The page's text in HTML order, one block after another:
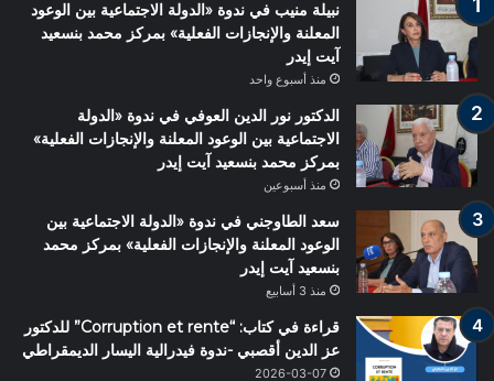
نبيلة منيب في ندوة «الدولة الاجتماعية بين الوعود
المعلنة والإنجازات الفعلية» بمركز محمد بنسعيد
آيت إيدر
منذ أسبوع واحد
الدكتور نور الدين العوفي في ندوة «الدولة
الاجتماعية بين الوعود المعلنة والإنجازات الفعلية»
بمركز محمد بنسعيد آيت إيدر
منذ أسبوعين
سعد الطاوجني في ندوة «الدولة الاجتماعية بين
الوعود المعلنة والإنجازات الفعلية» بمركز محمد
بنسعيد آيت إيدر
منذ 3 أسابيع
قراءة في كتاب: “Corruption et rente” للدكتور
عز الدين أقصبي -ندوة فيدرالية اليسار الديمقراطي
2026-03-07